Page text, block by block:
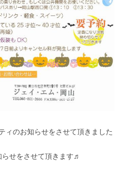
ィのお知らせをさせて頂きました
らせをさせて頂きます♬